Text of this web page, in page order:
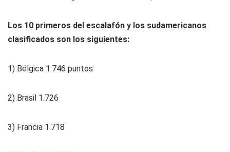
Los 10 primeros del escalafón y los sudamericanos
clasificados son los siguientes:
1) Bélgica 1.746 puntos
2) Brasil 1.726
3) Francia 1.718